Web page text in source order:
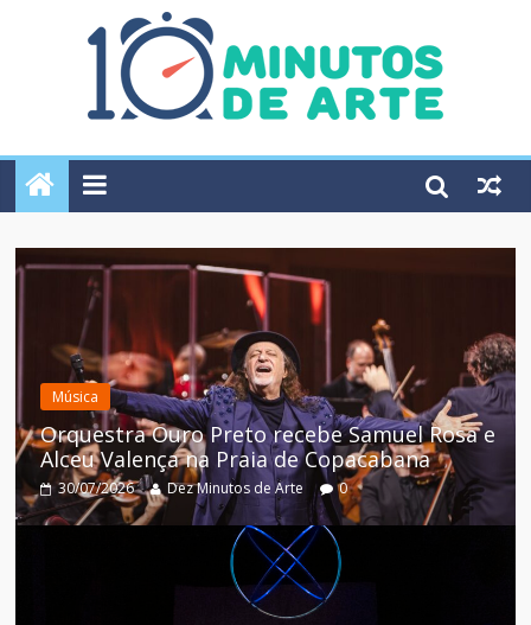
Música
Orquestra Ouro Preto recebe Samuel Rosa e
Alceu Valença na Praia de Copacabana
30/07/2026 Dez Minutos de Arte 0